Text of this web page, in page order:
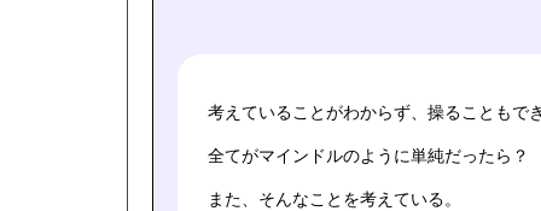
考えていることがわからず、操ることもで
全てがマインドルのように単純だったら？
また、そんなことを考えている。